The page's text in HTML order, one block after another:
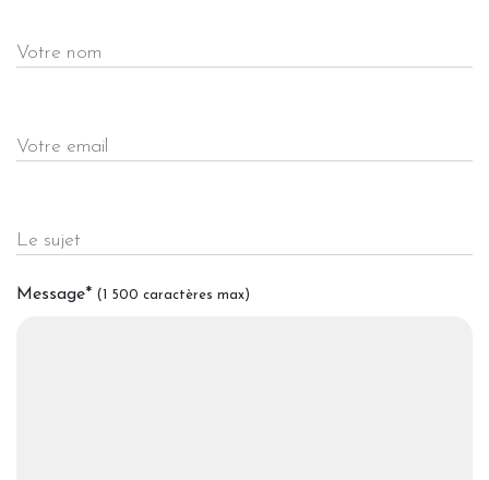
Votre nom
Votre email
Le sujet
Message* (1 500 caractères max)